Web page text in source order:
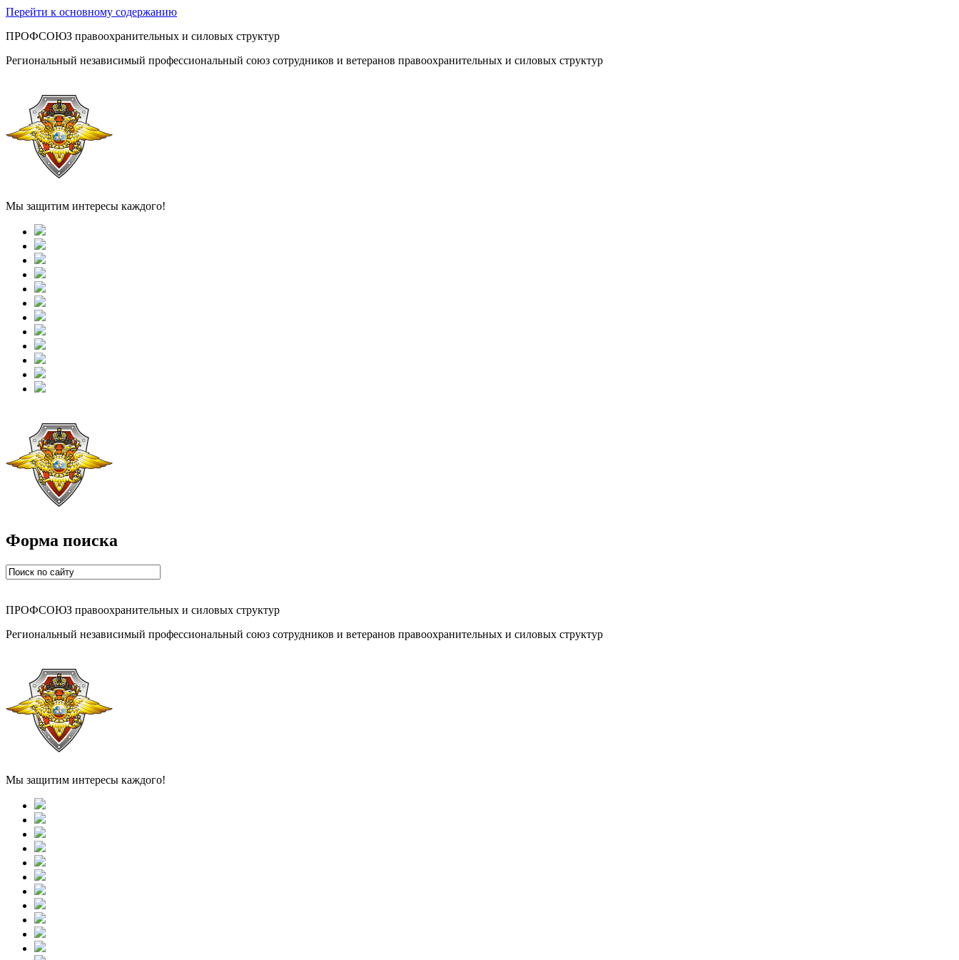
Перейти к основному содержанию
ПРОФСОЮЗ правоохранительных и силовых структур
Региональный независимый профессиональный союз сотрудников и ветеранов правоохранительных и силовых структур
Мы защитим интересы каждого!
Форма поиска
ПРОФСОЮЗ правоохранительных и силовых структур
Региональный независимый профессиональный союз сотрудников и ветеранов правоохранительных и силовых структур
Мы защитим интересы каждого!